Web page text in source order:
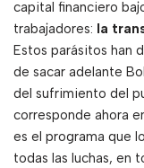
capital financiero
trabajadores: la
Estos parásitos han
de sacar adelante
del sufrimiento del
corresponde ahora
es el programa que
todas las luchas, en